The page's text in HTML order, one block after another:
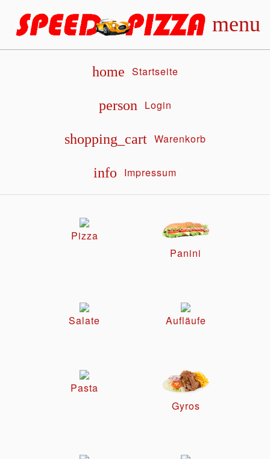
menu
home Startseite
person Login
shopping_cart Warenkorb
info Impressum
Pizza
Panini
Salate Aufläufe
Pasta
Gyros